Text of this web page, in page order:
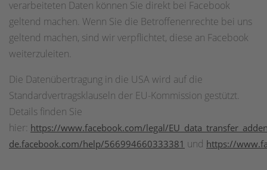
verarbeiteten Daten können Sie direkt bei Facebook
geltend machen. Wenn Sie die Betroffenenrechte bei uns
geltend machen, sind wir verpflichtet, diese an Facebook
weiterzuleiten.
Die Datenübertragung in die USA wird auf die
Standardvertragsklauseln der EU-Kommission gestützt.
Details finden Sie
hier: https://www.facebook.com/legal/
de.facebook.com/help/566994660333381 und https://